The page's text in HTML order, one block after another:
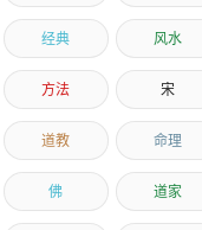
经典 风水
方法 宋
道教 命理
佛 道家